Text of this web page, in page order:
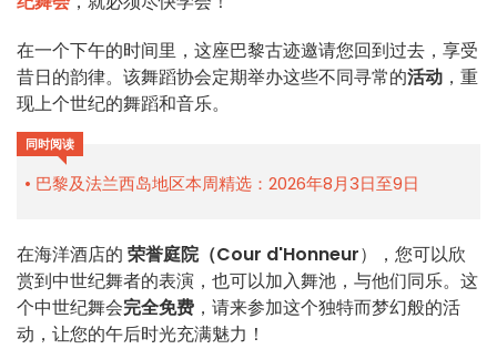
在一个下午的时间里，这座巴黎古迹邀请您回到过去，享受
昔日的韵律。该舞蹈协会定期举办这些不同寻常的活动 ，重
现上个世纪的舞蹈和音乐。
同时阅读
巴黎及法兰西岛地区本周精选：2026年8月3日至9日
在海洋酒店的 荣誉庭院（Cour d'Honneur），您可以欣
赏到中世纪舞者的表演，也可以加入舞池，与他们同乐。这
个中世纪舞会完全免费 ，请来参加这个独特而梦幻般的活
动，让您的午后时光充满魅力！